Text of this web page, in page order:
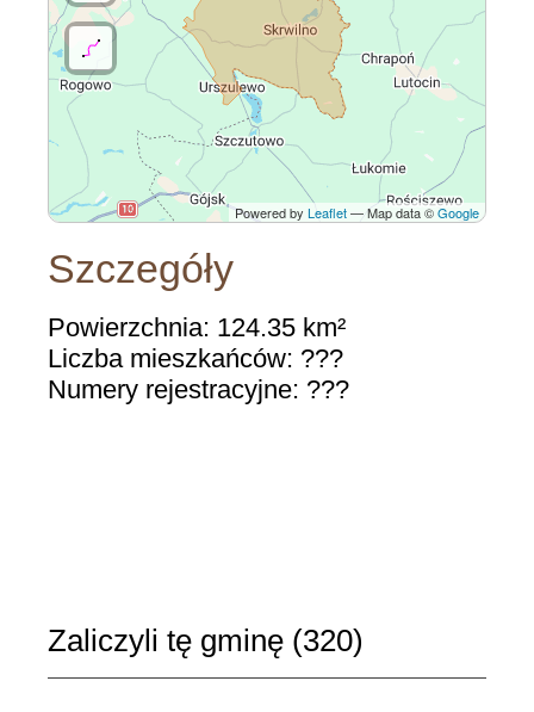
Powered by Leaflet— Map data ©Google
Szczegóły
Powierzchnia: 124.35 km²
Liczba mieszkańców: ???
Numery rejestracyjne: ???
Zaliczyli tę gminę (320)